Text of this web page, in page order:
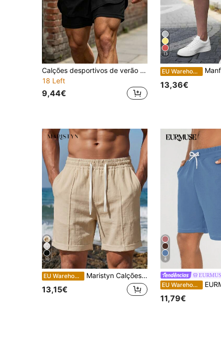
Calções desportivos de verão finos e de secagem rápida para homem, com estampado de letras, cor lisa e cordão, casuais para o dia a dia e férias
18 Left
9,44€
13
EU Warehouse Manfinity Homme Shorts masculinos
13,36€
10
EU Warehouse Maristyn Calções casuais de férias para homem, cor lisa, cintura com cordão e bolsos, estilo holiday
13,15€
8
EU Warehouse EURMUSE Shorts
11,79€